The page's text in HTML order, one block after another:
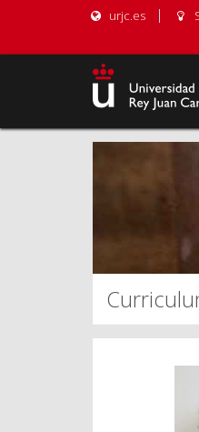
urjc.es